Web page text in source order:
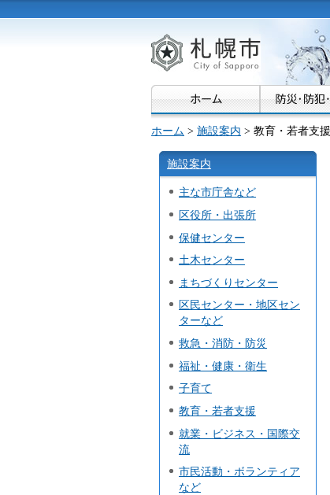
札幌市
ホーム > 施設案内 > 教育・若者支援
施設案内
主な市庁舎など
区役所・出張所
保健センター
土木センター
まちづくりセンター
区民センター・地区セン
ターなど
救急・消防・防災
福祉・健康・衛生
子育て
教育・若者支援
就業・ビジネス・国際交
流
市民活動・ボランティア
など